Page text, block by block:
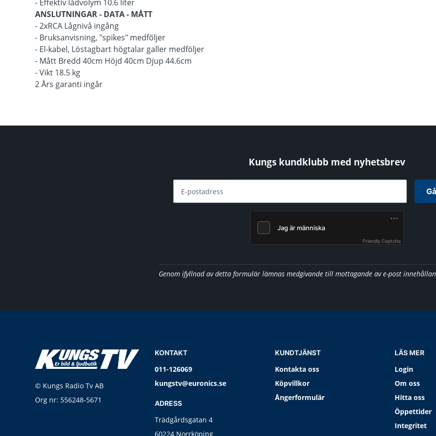
- Effektiv lådvolym 10.6 liter
ANSLUTNINGAR - DATA - MÅTT
- 2xRCA Lågnivå ingång
- Bruksanvisning, "spikes" medföljer
- El-kabel, Löstagbart högtalar galler medföljer
- Mått Bredd 40cm Höjd 40cm Djup 44.6cm
- Vikt 18.5 kg
2 Års garanti ingår
Kungs kundklubb med nyhetsbrev
E-postadress
Friendly Captcha
Genom ifyllnad av detta formulär lämnas medgivande till mottagande av e-post
© Kungs Radio Tv AB
Org nr: 556248-5671
KONTAKT
011-126069
kungstv@euronics.se
ADRESS
Trädgårdsgatan 4
60224 Norrköping
KUNDTJÄNST
Kontakta oss
Köpvillkor
Ångerformulär
LÄS MER
Login
Om oss
Hitta oss
Öppettider
Integritet